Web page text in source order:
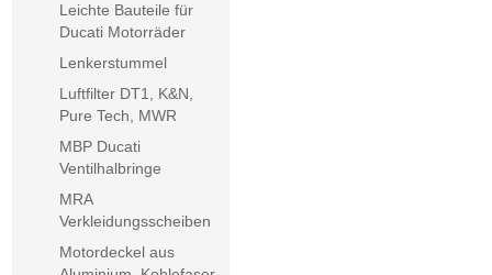
Leichte Bauteile für
Ducati Motorräder
Lenkerstummel
Luftfilter DT1, K&N,
Pure Tech, MWR
MBP Ducati
Ventilhalbringe
MRA
Verkleidungsscheiben
Motordeckel aus